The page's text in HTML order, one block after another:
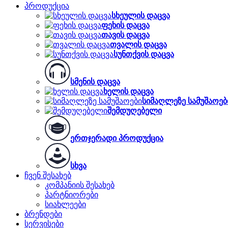
პროდუქცია
სხეულის დაცვა
ფეხის დაცვა
თავის დაცვა
თვალის დაცვა
სუნთქვის დაცვა
სმენის დაცვა
ხელის დაცვა
სიმაღლეზე
შემდუღებელი
ერთჯერადი პროდუქცია
სხვა
ჩვენ შესახებ
კომპანიის შესახებ
პარტნიორები
სიახლეები
ბრენდები
სერვისები